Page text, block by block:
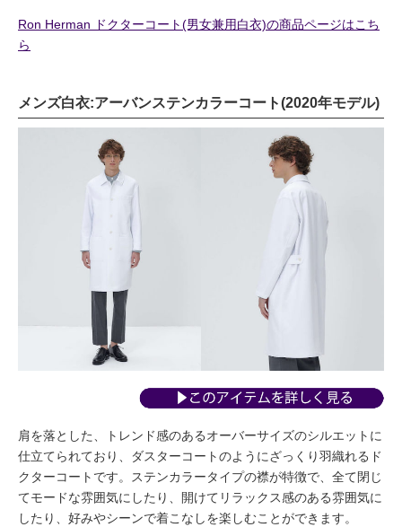
Ron Herman ドクターコート(男女兼用白衣)の商品ページはこち
ら
メンズ白衣:アーバンステンカラーコート(2020年モデル)
肩を落とした、トレンド感のあるオーバーサイズのシルエットに
仕立てられており、ダスターコートのようにざっくり羽織れるド
クターコートです。ステンカラータイプの襟が特徴で、全て閉じ
てモードな雰囲気にしたり、開けてリラックス感のある雰囲気に
したり、好みやシーンで着こなしを楽しむことができます。